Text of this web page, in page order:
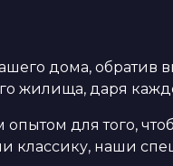
дома, обратив
жилища, даря
для того,
классику, наши